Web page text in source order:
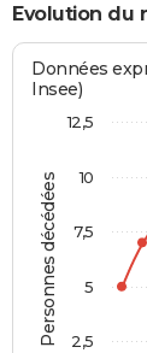
Evolution du
Personnes décédées
Données
Insee)
2,5
5
7,5
10
12,5